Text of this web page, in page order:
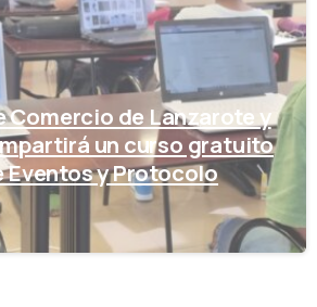
Comercio de Lanzarote y
un curso gratuito
Eventos y Protocolo